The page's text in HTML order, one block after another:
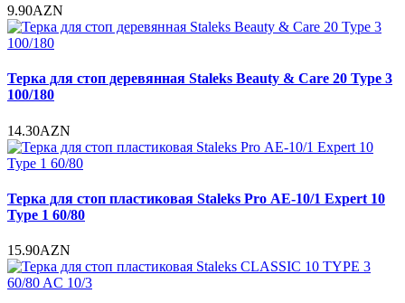
9.90AZN
Терка для стоп деревянная Staleks Beauty & Care 20 Type 3
100/180
14.30AZN
Терка для стоп пластиковая Staleks Pro АЕ-10/1 Expert 10
Type 1 60/80
15.90AZN